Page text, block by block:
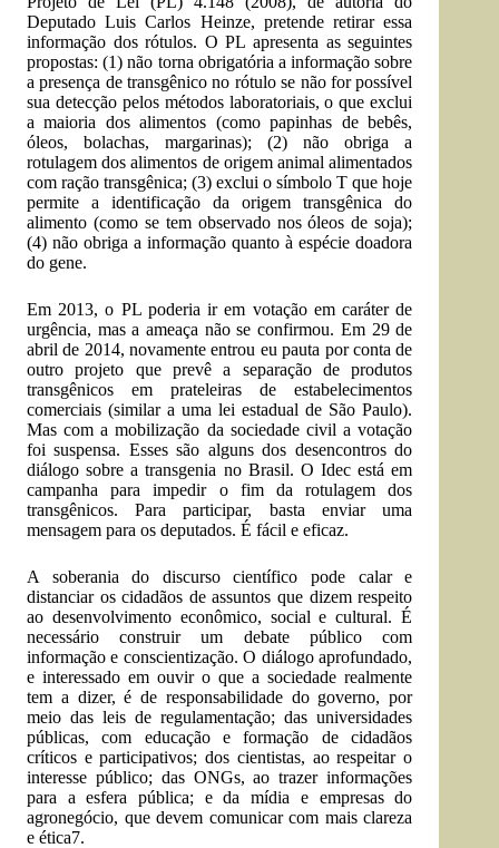
Deputado Luis Carlos Heinze, pretende retirar essa
informação dos rótulos. O PL apresenta as seguintes
propostas: (1) não torna obrigatória a informação sobre
a presença de transgênico no rótulo se não for possível
sua detecção pelos métodos laboratoriais, o que exclui
a maioria dos alimentos (como papinhas de bebês,
óleos, bolachas, margarinas); (2) não obriga a
rotulagem dos alimentos de origem animal alimentados
com ração transgênica; (3) exclui o símbolo T que hoje
permite a identificação da origem transgênica do
alimento (como se tem observado nos óleos de soja);
(4) não obriga a informação quanto à espécie doadora
do gene.
Em 2013, o PL poderia ir em votação em caráter de
urgência, mas a ameaça não se confirmou. Em 29 de
abril de 2014, novamente entrou eu pauta por conta de
outro projeto que prevê a separação de produtos
transgênicos em prateleiras de estabelecimentos
comerciais (similar a uma lei estadual de São Paulo).
Mas com a mobilização da sociedade civil a votação
foi suspensa. Esses são alguns dos desencontros do
diálogo sobre a transgenia no Brasil. O Idec está em
campanha para impedir o fim da rotulagem dos
transgênicos. Para participar, basta enviar uma
mensagem para os deputados. É fácil e eficaz.
A soberania do discurso científico pode calar e
distanciar os cidadãos de assuntos que dizem respeito
ao desenvolvimento econômico, social e cultural. É
necessário construir um debate público com
informação e conscientização. O diálogo aprofundado,
e interessado em ouvir o que a sociedade realmente
tem a dizer, é de responsabilidade do governo, por
meio das leis de regulamentação; das universidades
públicas, com educação e formação de cidadãos
críticos e participativos; dos cientistas, ao respeitar o
interesse público; das ONGs, ao trazer informações
para a esfera pública; e da mídia e empresas do
agronegócio, que devem comunicar com mais clareza
e ética7.